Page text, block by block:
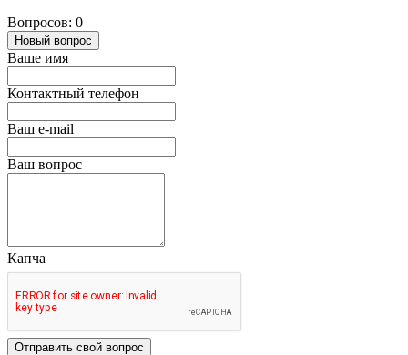
Вопросов: 0
Новый вопрос
Ваше имя
Контактный телефон
Ваш e-mail
Ваш вопрос
Капча
Отправить свой вопрос